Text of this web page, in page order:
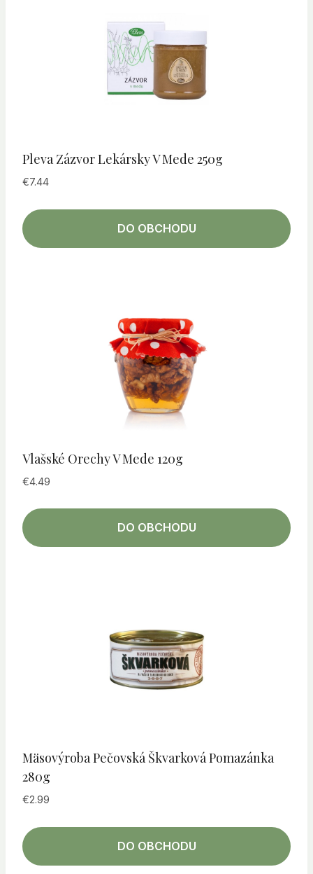
Pleva Zázvor Lekársky V Mede 250g
€7.44
DO OBCHODU
Vlašské Orechy V Mede 120g
€4.49
DO OBCHODU
Mäsovýroba Pečovská Škvarková Pomazánka
280g
€2.99
DO OBCHODU